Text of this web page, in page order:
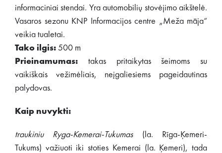
informaciniai stendai. Yra automobilių stovėjimo aikštelė.
Vasaros sezonu KNP Informacijos centre „Meža māja“
veikia tualetai.
Tako ilgis: 500 m
Prieinamumas: takas pritaikytas šeimoms su
vaikiškais vežimėliais, neįgaliesiems pageidautinas
palydovas.
Kaip nuvykti:
traukiniu Ryga-Kemerai-Tukumas(la. Rīga-Ķemeri-
Tukums) važiuoti iki stoties Kemerai (la. Ķemeri), tada